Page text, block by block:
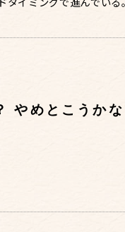
やめとこうか